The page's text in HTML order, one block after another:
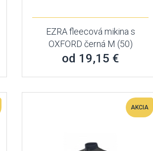
EZRA fleecová mikina s
OXFORD černá M (50)
od 19,15 €
AKCIA